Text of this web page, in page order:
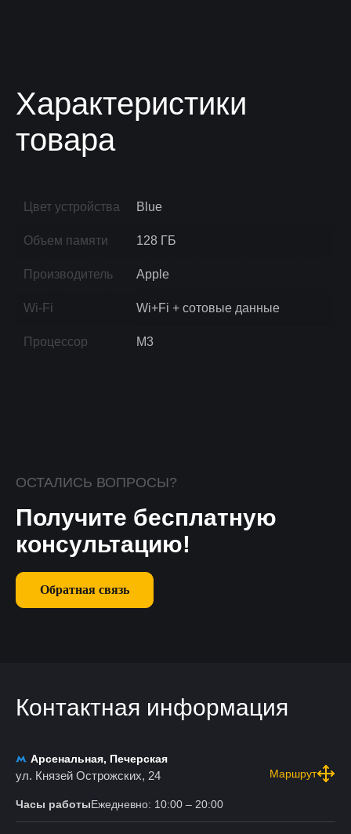
Характеристики
товара
Цвет устройства Blue
Объем памяти 128 ГБ
Производитель Apple
Wi-Fi Wi+Fi + сотовые данные
Процессор M3
ОСТАЛИСЬ ВОПРОСЫ?
Получите бесплатную
консультацию!
Обратная связь
Контактная информация
Арсенальная, Печерская
ул. Князей Острожских, 24 Маршрут
Часы работыЕжедневно: 10:00 – 20:00